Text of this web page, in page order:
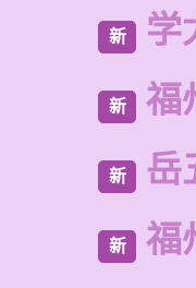
新 学
新 福
新 岳
新 福